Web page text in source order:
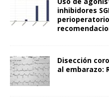
inhibidores
Disección
al embarazo: